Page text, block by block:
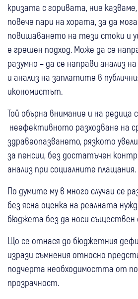
кризата с горивата, ние
повече пари на хората, за да
повишаването на тези стоки и
е грешен подход. Може да се
разумно – да се направи анализ
и анализ на заплатите в
икономистът.
Той обърна внимание и на редица
неефективното разходване на
здравеопазването, рязкото
за пенсии, без достатъчен
анализ при социалните плащания.
По думите му в много случаи се
без ясна оценка на реалната
бюджета без да носи
Що се отнася до бюджетния
изрази съмнения относно
подчерта необходимостта от
прозрачност.